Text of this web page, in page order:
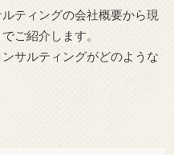
ティングの会社概要から現
ご紹介します。
サルティングがどのような